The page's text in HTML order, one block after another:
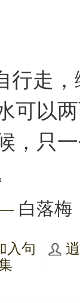
行走
可以
，只
白落梅
入句